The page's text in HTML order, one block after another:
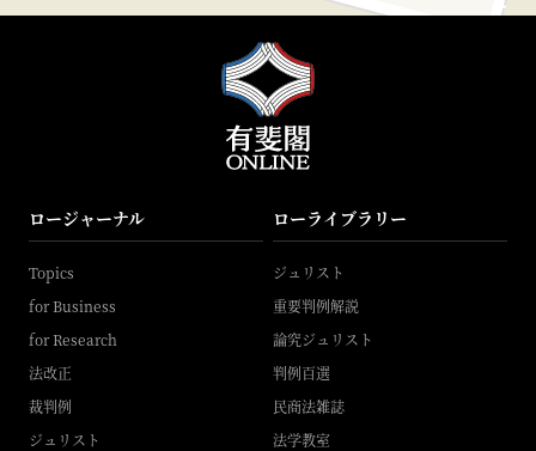
ロージャーナル
Topics
for Business
for Research
法改正
裁判例
ジュリスト
ローライブラリー
ジュリスト
重要判例解説
論究ジュリスト
判例百選
民商法雑誌
法学教室